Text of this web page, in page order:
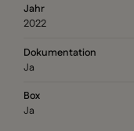
Jahr
2022
Dokumentation
Ja
Box
Ja